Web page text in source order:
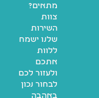
מתאים?
צוות
השירות
שלנו ישמח
ללוות
אתכם
ולעזור לכם
לבחור נכון
באהבה